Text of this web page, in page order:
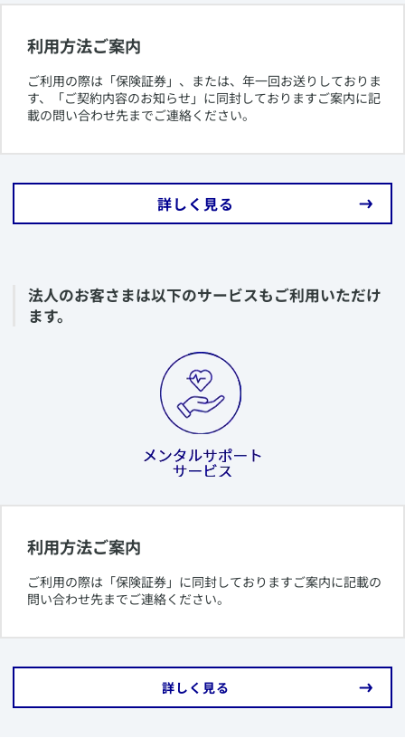
利用方法ご案内
​ご利用の際は「保険証券」、または、年一回お送りしておりま
す、「ご契約内容のお知らせ」に同封しておりますご案内に記
載の問い合わせ先までご連絡ください。
​詳しく見る
​法人のお客さまは以下のサービスもご利用いただけ
ます。
利用方法ご案内
​ご利用の際は「保険証券」に同封しておりますご案内に記載の
問い合わせ先までご連絡ください。
​詳しく見る